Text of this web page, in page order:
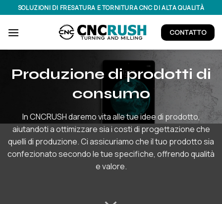
ai
contenuti
SOLUZIONI DI FRESATURA E TORNITURA CNC DI ALTA QUALITÀ
CONTATTO
Produzione di prodotti di
consumo
In CNCRUSH daremo vita alle tue idee di prodotto,
aiutandoti a ottimizzare sia i costi di progettazione che
quelli di produzione. Ci assicuriamo che il tuo prodotto sia
confezionato secondo le tue specifiche, offrendo qualità
e valore.